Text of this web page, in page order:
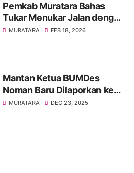
Pemkab Muratara Bahas
Tukar Menukar Jalan dengan
PT Triaryani, Prioritaskan
MURATARA FEB 18, 2026
Mantan Ketua BUMDes
Noman Baru Dilaporkan ke
Polres Muratara Terkait
MURATARA DEC 23, 2025